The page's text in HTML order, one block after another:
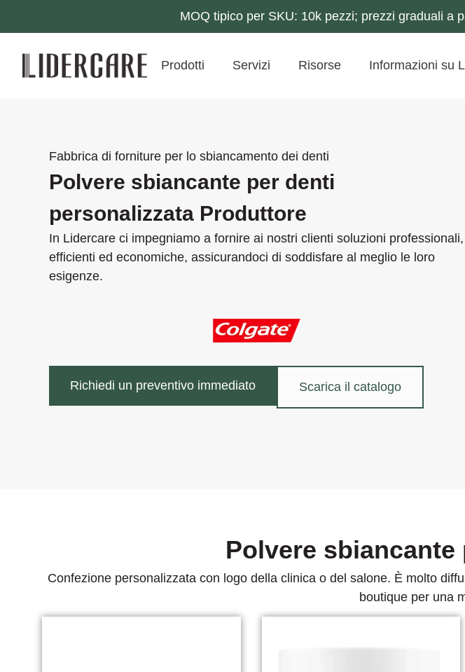
MOQ tipico per SKU: 10k pezzi; prezzi graduali a
Prodotti Servizi Risorse Informazioni su
Fabbrica di forniture per lo sbiancamento dei denti
Polvere sbiancante per denti
personalizzata Produttore
In Lidercare ci impegniamo a fornire ai nostri clienti soluzioni professionali,
efficienti ed economiche, assicurandoci di soddisfare al meglio le loro
esigenze.
Richiedi un preventivo immediato Scarica il catalogo
Polvere
Confezione personalizzata con logo della clinica o del salone. È molto
boutique per una